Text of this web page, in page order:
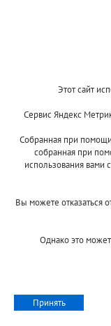
Этот сайт
Сервис Яндекс
Собранная при
собранная при
использования вами
Вы можете отказаться
Однако это
Принять